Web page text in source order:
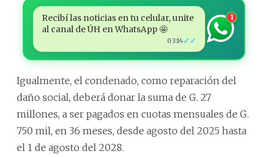
Recibí las noticias en tu celular, unite
al canal de ÚH en WhatsApp 🤩
03:14✓✓
1
Igualmente, el condenado, como reparación del
daño social, deberá donar la suma de G. 27
millones, a ser pagados en cuotas mensuales de G.
750 mil, en 36 meses, desde agosto del 2025 hasta
el 1 de agosto del 2028.